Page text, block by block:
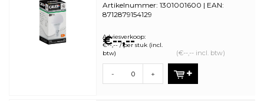
Artikelnummer: 1301001600 | EAN:
8712879154129
€--,--
Adviesverkoop:
€--,-- / per stuk (incl.
btw)
(€--,-- incl. btw)
- +